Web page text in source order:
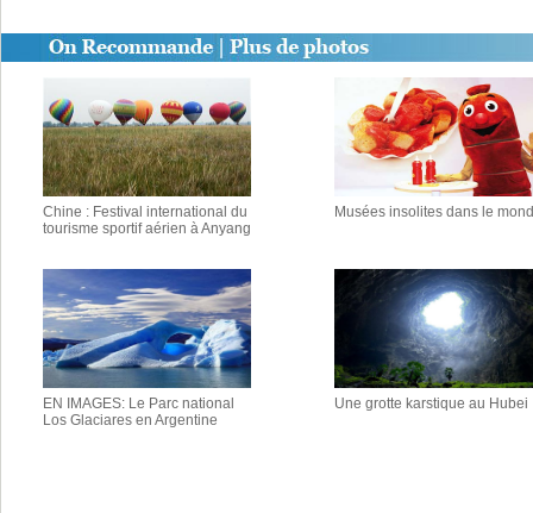
Chine : Festival international du
tourisme sportif aérien à Anyang
Musées insolites dans le
EN IMAGES: Le Parc national
Los Glaciares en Argentine
Une grotte karstique au Hubei